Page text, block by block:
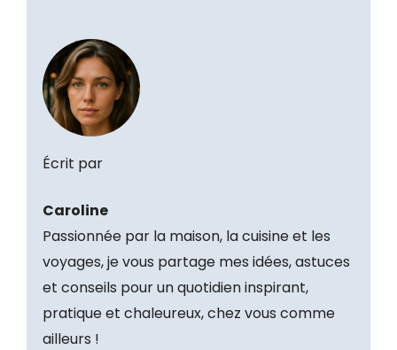
Écrit par
Caroline
Passionnée par la maison, la cuisine et les
voyages, je vous partage mes idées, astuces
et conseils pour un quotidien inspirant,
pratique et chaleureux, chez vous comme
ailleurs !